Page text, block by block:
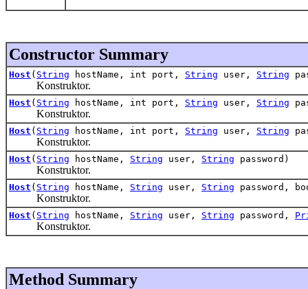
Constructor Summary
Host ( String hostName, int port, String user, String
Konstruktor.
Host ( String hostName, int port, String user, String
Konstruktor.
Host ( String hostName, int port, String user, String
Konstruktor.
Host ( String hostName, String user, String password)
Konstruktor.
Host ( String hostName, String user, String password,
Konstruktor.
Host ( String hostName, String user, String password,
Konstruktor.
Method Summary